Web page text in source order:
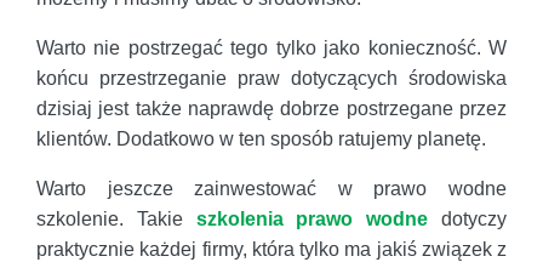
Warto nie postrzegać tego tylko jako konieczność. W
końcu przestrzeganie praw dotyczących środowiska
dzisiaj jest także naprawdę dobrze postrzegane przez
klientów. Dodatkowo w ten sposób ratujemy planetę.
Warto jeszcze zainwestować w prawo wodne
szkolenie. Takie szkolenia prawo wodne dotyczy
praktycznie każdej firmy, która tylko ma jakiś związek z